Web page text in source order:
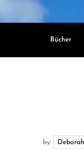
Bücher
by: Deborah